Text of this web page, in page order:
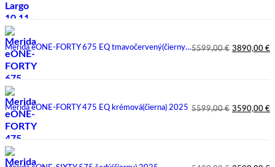
cena
bola:
2979,00 €.
cena
je:
2669,00 €.
Merida eONE-FORTY 675 EQ tmavočervený(čierny) 20255599,00€
Pôvodná
cena
bola:
5599,00 €.
3890,00 €
Aktuálna
cena
je:
3890,00 €.
Merida eONE-FORTY 475 EQ krémová(čierna) 2025 5599,00€
Pôvodná
cena
bola:
5599,00 €.
3590,00 €
Aktuálna
cena
je:
3590,00 €.